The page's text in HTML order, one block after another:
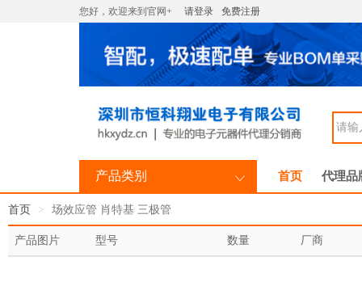
您好，欢迎来到官网+ 请登录 免费注册
产品类别 首页 代理品
首页 场效应管 肖特基 三极管
产品图片 型号 数量 厂商